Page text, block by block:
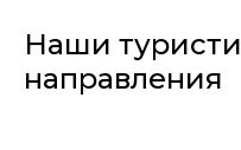
Наши
направления